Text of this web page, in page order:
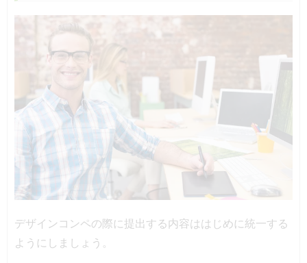
デザインコンペの際に提出する内容ははじめに統一する
ようにしましょう。